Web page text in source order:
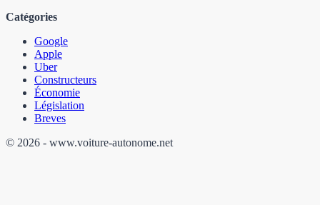
Catégories
Google
Apple
Uber
Constructeurs
Économie
Législation
Breves
© 2026 - www.voiture-autonome.net